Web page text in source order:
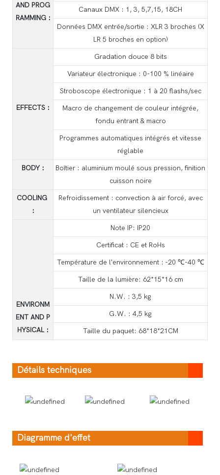
AND PROG
RAMMING :
Canaux DMX : 1, 3, 5,7,15, 18CH
Données DMX entrée/sortie : XLR 3 broches (X
LR 5 broches en option)
EFFECTS :
Gradation douce 8 bits
Variateur électronique : 0-100 % linéaire
Stroboscope électronique : 1 à 20 flashs/sec
Macro de changement de couleur intégrée,
fondu entrant & macro
Programmes automatiques intégrés et vitesse
réglable
BODY :
Boîtier : aluminium moulé sous pression, finition
cuisson noire
COOLING
:
Refroidissement : convection à air forcé, avec
un ventilateur silencieux
ENVIRONM
ENT AND P
HYSICAL :
Note IP: IP20
Certificat : CE et RoHs
Température de l'environnement : -20 ℃-40 ℃
Taille de la lumière: 62*15*16 cm
N.W. : 3,5 kg
G.W. : 4,5 kg
Taille du paquet: 68*18*21CM
Détails techniques
Diagramme d'effet